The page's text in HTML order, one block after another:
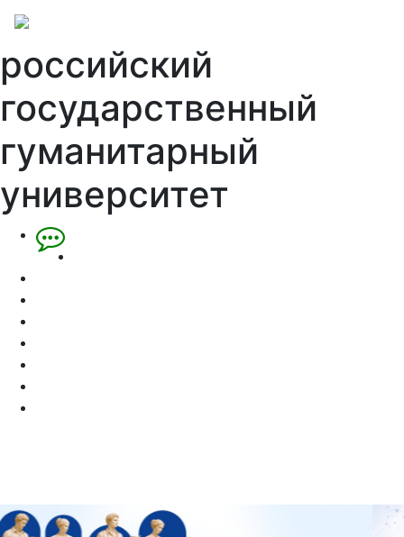
российский
государственный
гуманитарный
университет